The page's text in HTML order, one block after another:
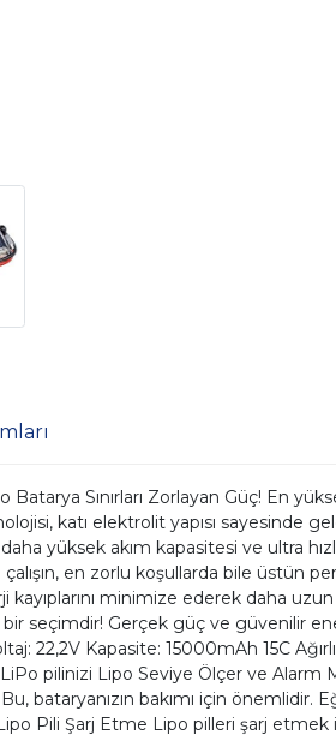
Batarya Sınırları Zorlayan Güç! En
katı elektrolit yapısı
yüksek akım kapasitesi ve ultra
çalışın, en zorlu koşullarda bile
kayıplarını minimize ederek daha
seçimdir! Gerçek güç ve güvenilir
22,2V Kapasite: 15000mAh 15C
pilinizi Lipo Seviye Ölçer ve Alarm
bataryanızın bakımı için önemlidir.
Pili Şarj Etme Lipo pilleri şarj etmek